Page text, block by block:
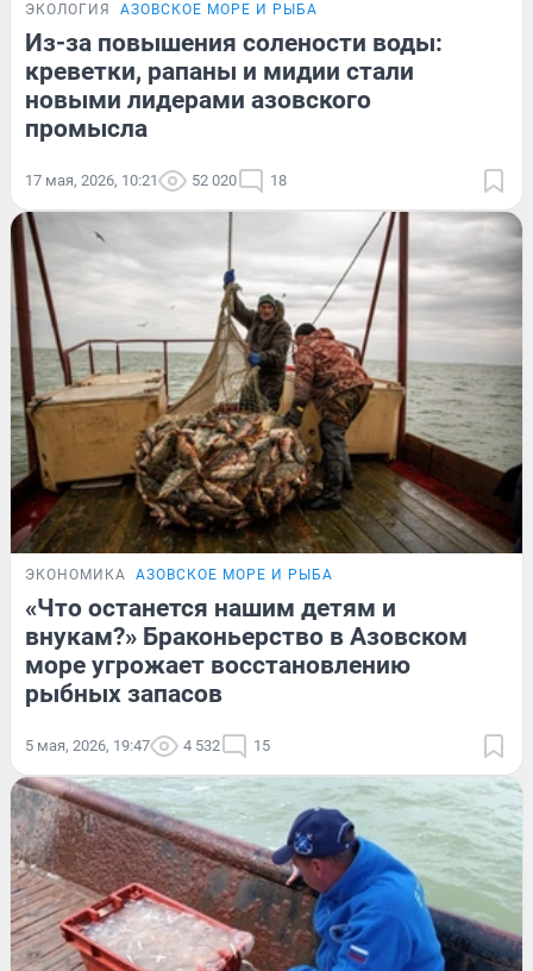
ЭКОЛОГИЯ АЗОВСКОЕ МОРЕ И РЫБА
Из-за повышения солености воды:
креветки, рапаны и мидии стали
новыми лидерами азовского
промысла
17 мая, 2026, 10:21 52 020 18
ЭКОНОМИКА АЗОВСКОЕ МОРЕ И РЫБА
«Что останется нашим детям и
внукам?» Браконьерство в Азовском
море угрожает восстановлению
рыбных запасов
5 мая, 2026, 19:47 4 532 15